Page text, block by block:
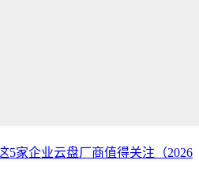
5家企业云盘厂商值得关注（2026